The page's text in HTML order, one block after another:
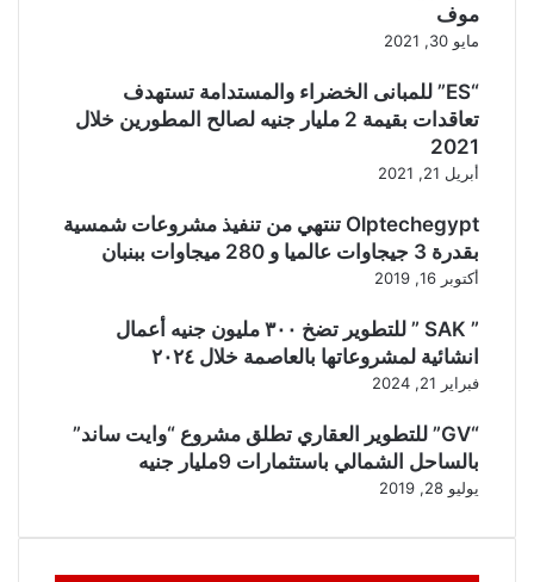
موف
مايو 30, 2021
“ES” للمبانى الخضراء والمستدامة تستهدف
تعاقدات بقيمة 2 مليار جنيه لصالح المطورين خلال
2021
أبريل 21, 2021
Olptechegypt تنتهي من تنفيذ مشروعات شمسية
بقدرة 3 جيجاوات عالميا و 280 ميجاوات ببنبان
أكتوبر 16, 2019
” SAK ” للتطوير تضخ ٣٠٠ مليون جنيه أعمال
انشائية لمشروعاتها بالعاصمة خلال ٢٠٢٤
فبراير 21, 2024
“GV” للتطوير العقاري تطلق مشروع “وايت ساند”
بالساحل الشمالي باستثمارات 9مليار جنيه
يوليو 28, 2019